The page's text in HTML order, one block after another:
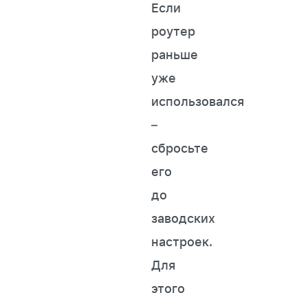
Если
роутер
раньше
уже
использовался
–
сбросьте
его
до
заводских
настроек.
Для
этого
WESTELECOM
Онлайн-підтримка